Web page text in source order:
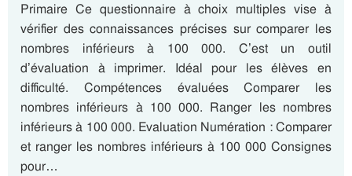
Primaire Ce questionnaire à choix multiples vise à
vérifier des connaissances précises sur comparer les
nombres inférieurs à 100 000. C’est un outil
d’évaluation à imprimer. Idéal pour les élèves en
difficulté. Compétences évaluées Comparer les
nombres inférieurs à 100 000. Ranger les nombres
inférieurs à 100 000. Evaluation Numération : Comparer
et ranger les nombres inférieurs à 100 000 Consignes
pour…